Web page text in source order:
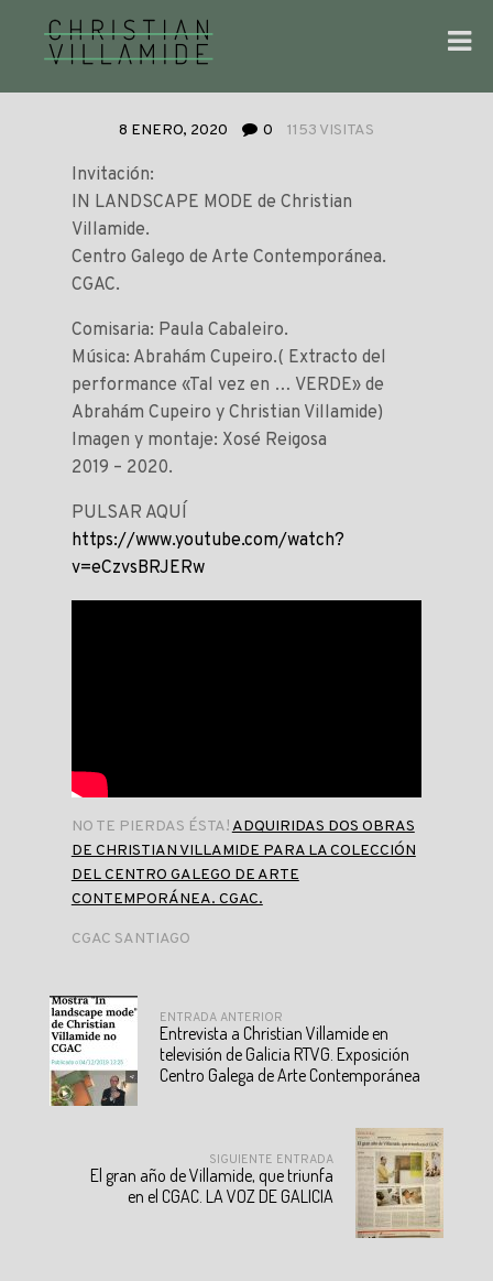
8 ENERO, 2020 0 1153 VISITAS
Invitación:
IN LANDSCAPE MODE de Christian
Villamide.
Centro Galego de Arte Contemporánea.
CGAC.
Comisaria: Paula Cabaleiro.
Música: Abrahám Cupeiro.( Extracto del
performance «Tal vez en … VERDE» de
Abrahám Cupeiro y Christian Villamide)
Imagen y montaje: Xosé Reigosa
2019 – 2020.
PULSAR AQUÍ
https://www.youtube.com/watch?
v=eCzvsBRJERw
NO TE PIERDAS ÉSTA! ADQUIRIDAS DOS OBRAS
DE CHRISTIAN VILLAMIDE PARA LA COLECCIÓN
DEL CENTRO GALEGO DE ARTE
CONTEMPORÁNEA. CGAC.
CGAC SANTIAGO
ENTRADA ANTERIOR
Entrevista a Christian Villamide en
televisión de Galicia RTVG. Exposición
Centro Galega de Arte Contemporánea
SIGUIENTE ENTRADA
El gran año de Villamide, que triunfa
en el CGAC. LA VOZ DE GALICIA